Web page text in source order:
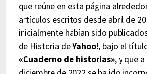
que reúne en esta página
artículos escritos desde abril de
inicialmente habían sido
de Historia deYahoo!, bajo el
«Cuaderno de historias», y que